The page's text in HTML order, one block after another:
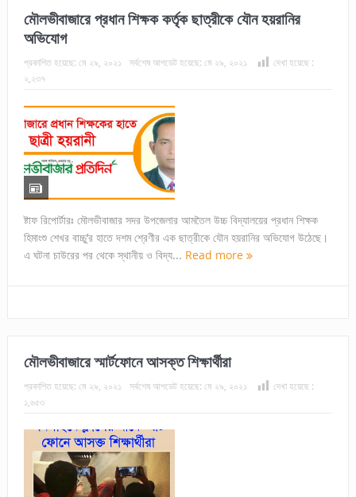
মৌলভীবাজারে প্রধান শিক্ষক কর্তৃক ছাত্রীকে যৌন হয়রানির
অভিযোগ
প্রকাশিত হয়েছে: মে ২৯, ২০২১ সর্বশেষ আপডেট হয়েছে: মে ২৯, ২০২১
দেখা হয়েছে :
২,২৩৭
ষ্টাফ রিপোর্টারঃ মৌলভীবাজার সদর উপজেলার আমতৈল উচ্চ বিদ্যালয়ের প্রধান শিক্ষক
হিমাংশু শেখর বাচ্চু’র হাতে দশম শ্রেণীর এক ছাত্রীকে যৌন হয়রানির অভিযোগ উঠেছে।
এ ঘটনা চাউরের পর থেকে স্থানীয় ও বিদ্য... Read more
মৌলভীবাজারে স্মার্টফোনে আসক্ত শিক্ষার্থীরা
প্রকাশিত হয়েছে: মে ২৯, ২০২১ সর্বশেষ আপডেট হয়েছে: মে ২৯, ২০২১
দেখা হয়েছে :
১,৬৫৩